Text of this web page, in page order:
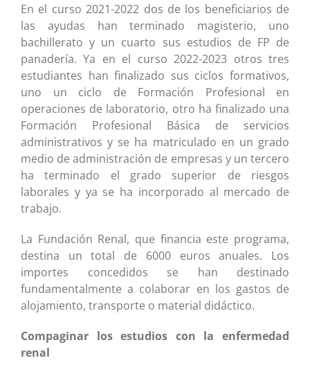
En el curso 2021-2022 dos de los beneficiarios de
las ayudas han terminado magisterio, uno
bachillerato y un cuarto sus estudios de FP de
panadería. Ya en el curso 2022-2023 otros tres
estudiantes han finalizado sus ciclos formativos,
uno un ciclo de Formación Profesional en
operaciones de laboratorio, otro ha finalizado una
Formación Profesional Básica de servicios
administrativos y se ha matriculado en un grado
medio de administración de empresas y un tercero
ha terminado el grado superior de riesgos
laborales y ya se ha incorporado al mercado de
trabajo.
La Fundación Renal, que financia este programa,
destina un total de 6000 euros anuales. Los
importes concedidos se han destinado
fundamentalmente a colaborar en los gastos de
alojamiento, transporte o material didáctico.
Compaginar los estudios con la enfermedad
renal